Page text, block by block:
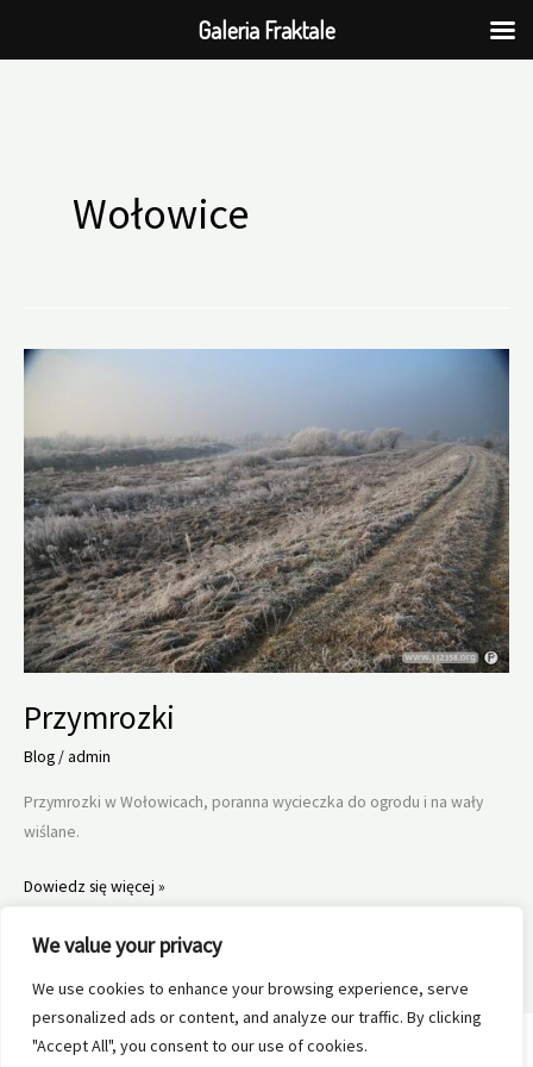
We value your privacy
We use cookies to enhance your browsing experience, serve
personalized ads or content, and analyze our traffic. By clicking
"Accept All", you consent to our use of cookies.
Wołowice
Przymrozki
Blog/admin
Przymrozki w Wołowicach, poranna wycieczka do ogrodu i na wały
wiślane.
Przymrozki
Dowiedz się więcej »
Galeria Fraktale